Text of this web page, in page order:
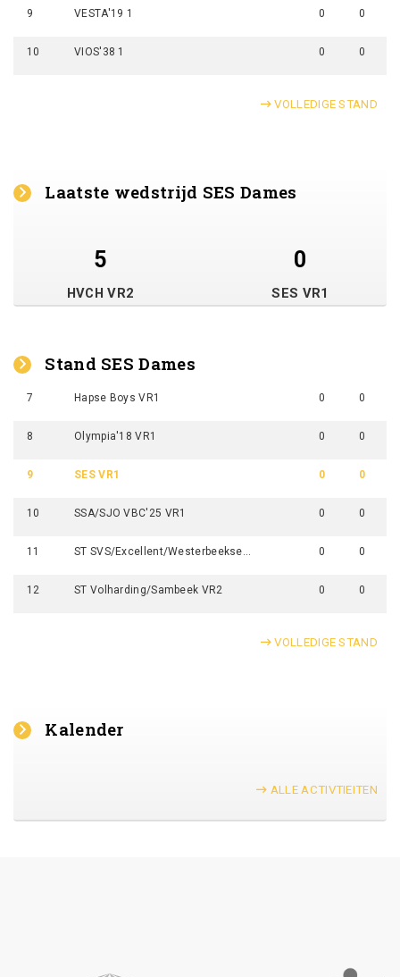
9 VESTA'19 1 0 0
10 VIOS'38 1 0 0
VOLLEDIGE STAND
Laatste wedstrijd SES Dames
5 0
HVCH VR2 SES VR1
Stand SES Dames
7 Hapse Boys VR1 0 0
8 Olympia'18 VR1 0 0
9 SES VR1 0 0
10 SSA/SJO VBC'25 VR1 0 0
11 ST SVS/Excellent/Westerbeekse Boys VR1 0 0
12 ST Volharding/Sambeek VR2 0 0
VOLLEDIGE STAND
Kalender
ALLE ACTIVTIEITEN